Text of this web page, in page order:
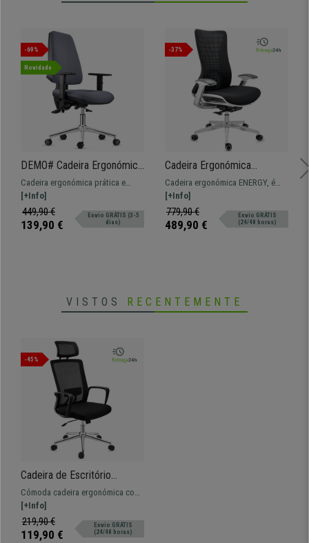
-69%
Novidade
DEMO# Cadeira Ergonómica
INDIANA, em Pano,
Cinzento, Base Metálica,
com Braços Ajustáveis
Cadeira ergonómica prática e
funcional, confortável com
almofadado espesso e base
metálica. Modelo forrado em
[+Info]
449,90 €
139,90 €
Envio GRÁTIS (3-5
dias)
-37%
Cadeira Ergonómica
ENERGY, Design Único,
Tecnologia Avançada, Cor
Preto
Cadeira ergonómica ENERGY, é
totalmente ajustável garantindo
máxima comodidade ao usuário!
[+Info]
779,90 €
489,90 €
Envio GRÁTIS
(24/48 horas)
VISTOS RECENTEMENTE
-45%
Cadeira de Escritório
ERGOCITY, Apoia Cabeças,
Mecanismo de Balanço,
Comodidade, Em Preto
Cómoda cadeira ergonómica com
suporte lombar. Fabricada com
materiais resistentes e de máxima
qualidade.
[+Info]
219,90 €
119,90 €
Envio GRÁTIS
(24/48 horas)